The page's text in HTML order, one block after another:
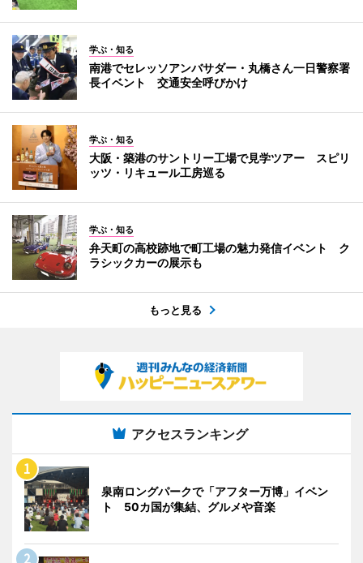
学ぶ・知る
南港でセレッソアンバサダー・丸橋さん一日警察署
長イベント 交通安全呼びかけ
学ぶ・知る
大阪・築港のサントリー工場で見学ツアー スピリ
ッツ・リキュール工房巡る
学ぶ・知る
弁天町の高校跡地で町工場の魅力発信イベント ク
ラシックカーの展示も
もっと見る
アクセスランキング
泉南ロングパークで「アフター万博」イベン
ト 50カ国が集結、グルメや音楽